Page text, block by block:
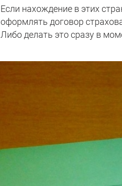
Если нахождение в этих
оформлять договор
Либо делать это сразу в